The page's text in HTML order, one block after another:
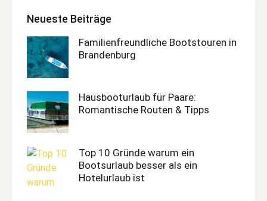
Neueste Beiträge
Familienfreundliche Bootstouren in
Brandenburg
Hausbooturlaub für Paare:
Romantische Routen & Tipps
Top 10 Gründe warum ein
Bootsurlaub besser als ein
Hotelurlaub ist